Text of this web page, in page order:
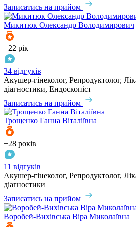
Записатись на прийом
Микитюк Олександр Володимирович
+22 рік
34 відгуків
Акушер-гінеколог, Репродуктолог,
діагностики, Ендоскопіст
Записатись на прийом
Трощенко Ганна Віталіївна
+28 років
11 відгуків
Акушер-гінеколог, Репродуктолог,
діагностики
Записатись на прийом
Воробей-Вихівська Віра Миколаївна